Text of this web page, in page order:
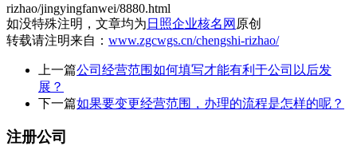
rizhao/jingyingfanwei/8880.html
如没特殊注明，文章均为 日照企业核名网 原创
转载请注明来自： www.zgcwgs.cn/chengshi-rizhao/
上一篇公司经营范围如何填写才能有利于公司以后发
展？
下一篇如果要变更经营范围，办理的流程是怎样的呢？
注册公司